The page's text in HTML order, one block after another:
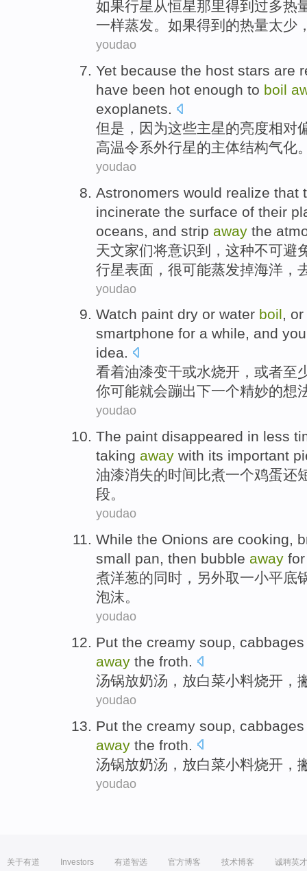
如果行星 从恒星那里得到过多热
一样蒸发。如果得到的热量太少
youdao
Yet because the host stars are
have been hot enough to boil
exoplanets.
但是 ， 因为这些主星的亮度相对
高温令系外行星的主体结构气化
youdao
Astronomers would realize that
incinerate the surface of their
oceans , and strip away the
天文家们将意识到， 这种不可避
行星表面 ， 很可能蒸发掉海洋 ，
youdao
Watch paint dry or water boil, or
smartphone for a while, and you
idea.
看着油漆变干或水烧开 ， 或者至
你可能就会蹦出下一个精妙的想
youdao
The paint disappeared in less
taking away with its important
油漆消失的时间比煮一个鸡蛋还
段。
youdao
While the Onions are cooking,
small pan, then bubble away
煮洋葱的同时 ，另外取一小平底
泡沫。
youdao
Put the creamy soup, cabbages
away the froth.
汤锅放奶汤 ， 放白菜小料烧开 ，
youdao
Put the creamy soup
cabbages
away the froth
汤锅放奶汤 ， 放白菜小料烧开 ，
youdao
关于有道 Investors 有道智选 官方博客 技术博客 诚聘英才